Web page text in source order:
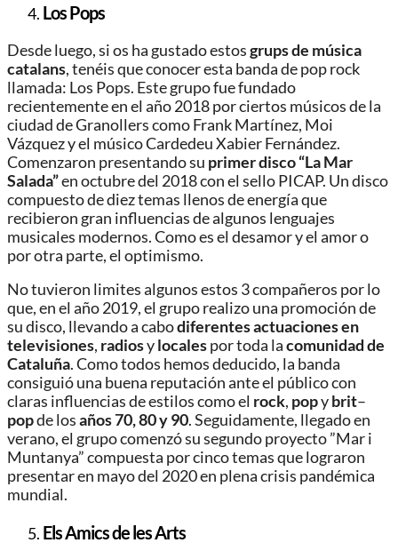
Los Pops
Desde luego, si os ha gustado estosgrups de música
catalans, tenéis que conocer esta banda de pop rock
llamada: Los Pops. Este grupo fue fundado
recientemente en el año 2018 por ciertos músicos de la
ciudad de Granollers como Frank Martínez, Moi
Vázquez y el músico Cardedeu Xabier Fernández.
Comenzaron presentando su primer disco “La Mar
Salada”en octubre del 2018 con el sello PICAP. Un disco
compuesto de diez temas llenos de energía que
recibieron gran influencias de algunos lenguajes
musicales modernos. Como es el desamor y el amor o
por otra parte, el optimismo.
No tuvieron limites algunos estos 3 compañeros por lo
que, en el año 2019, el grupo realizo una promoción de
su disco, llevando a cabodiferentes actuaciones en
televisiones, radiosylocalespor toda lacomunidad de
Cataluña. Como todos hemos deducido, la banda
consiguió una buena reputación ante el público con
claras influencias de estilos como el rock, popybrit–
popde losaños 70, 80 y 90. Seguidamente, llegado en
verano, el grupo comenzó su segundo proyecto ”Mar i
Muntanya” compuesta por cinco temas que lograron
presentar en mayo del 2020 en plena crisis pandémica
mundial.
Els Amics de les Arts